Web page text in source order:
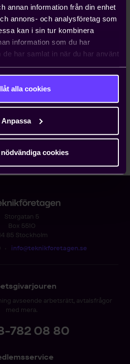
annan information från din enhet
annons- och analysföretag som
kan i sin tur kombinera
information som du har
de har samlat in när du har använt
alla cookies
Anpassa
cookies
303203 Maila
Storgatan 5
Box 5510
85 Stockholm
• info@teknikforetagen.se
avseende arbetsrätt, avtalsfrågor
med mera.
782 08 80